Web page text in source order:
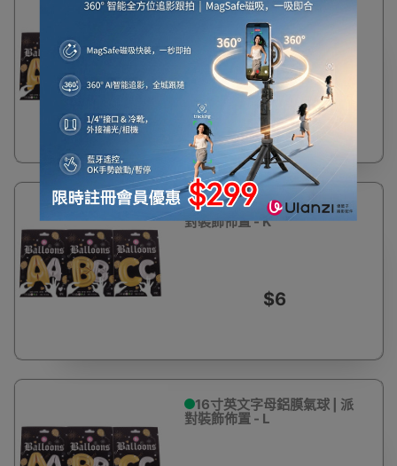
16寸英文字母鋁膜氣球 | 派
對裝飾佈置 - J
$6
16寸英文字母鋁膜氣球 | 派
對裝飾佈置 - K
$6
16寸英文字母鋁膜氣球 | 派
對裝飾佈置 - L